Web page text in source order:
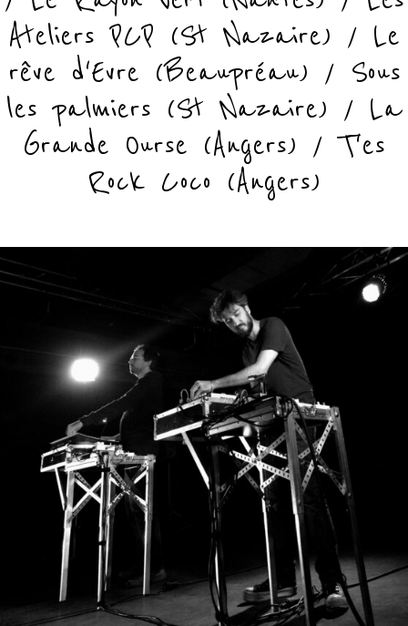
Ateliers PCP (St Nazaire) / Le
rêve d'Evre (Beaupréau) / Sous
les palmiers (St Nazaire) / La
Grande Ourse (Angers) / T'es
Rock Coco (Angers)